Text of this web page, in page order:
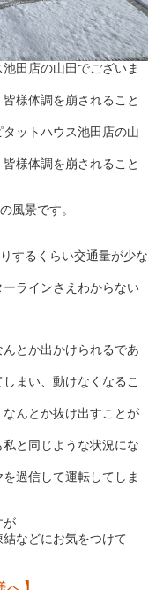
田店の山田でございま
様体調を崩されること
ットハウス池田店の山
様体調を崩されること
風景です。
するくらい交通量が少な
ラインさえわからない
んとか出かけられるであ
まい、動けなくなるこ
んとか抜け出すことが
私と同じような状況にな
過信して運転してしま
が
などにお気をつけて